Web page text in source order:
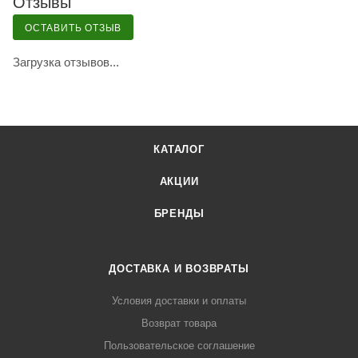
ОСТАВИТЬ ОТЗЫВ
Загрузка отзывов...
КАТАЛОГ
АКЦИИ
БРЕНДЫ
ДОСТАВКА И ВОЗВРАТЫ
Условия доставки и оплаты
Возврат товара
Пользовательское соглашение